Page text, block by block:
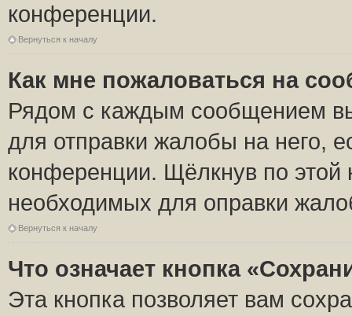
конференции.
Вернуться к началу
Как мне пожаловаться на
Рядом с каждым сообщением
для отправки жалобы на него,
конференции. Щёлкнув по этой
необходимых для оправки
Вернуться к началу
Что означает кнопка
Эта кнопка позволяет вам